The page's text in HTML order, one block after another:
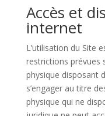
Accès et
internet
L’utilisation du Site
restrictions prévues
physique disposant
s’engager au titre
physique qui ne